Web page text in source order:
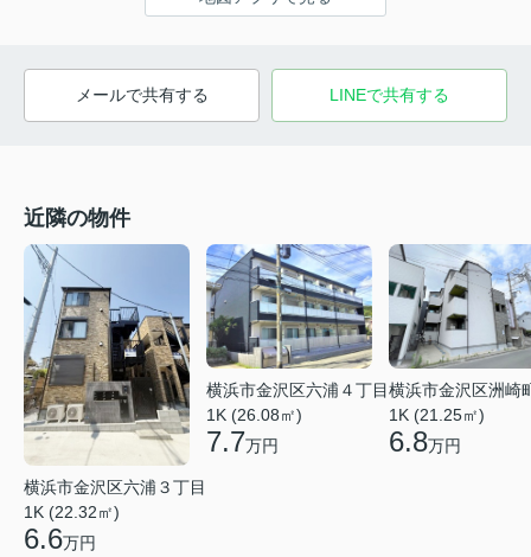
メールで共有する LINEで共有する
近隣の物件
横浜市金沢区六浦３丁目
1K (22.32㎡)
6.6万円
横浜市金沢区六浦４丁目
1K (26.08㎡)
7.7万円
横浜市金沢区洲崎
1K (21.25㎡)
6.8万円